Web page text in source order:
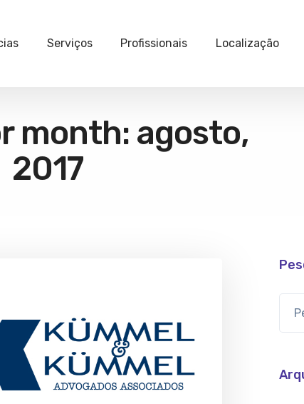
Serviços Profissionais Localização
month: agosto,
2017